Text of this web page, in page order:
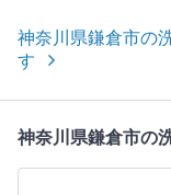
神奈川県鎌倉市の
す
神奈川県鎌倉市の